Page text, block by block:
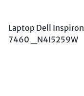
Laptop Dell Inspiron
7460 _N4I5259W